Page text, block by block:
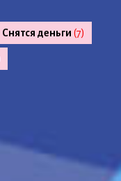
Снятся деньги (7)